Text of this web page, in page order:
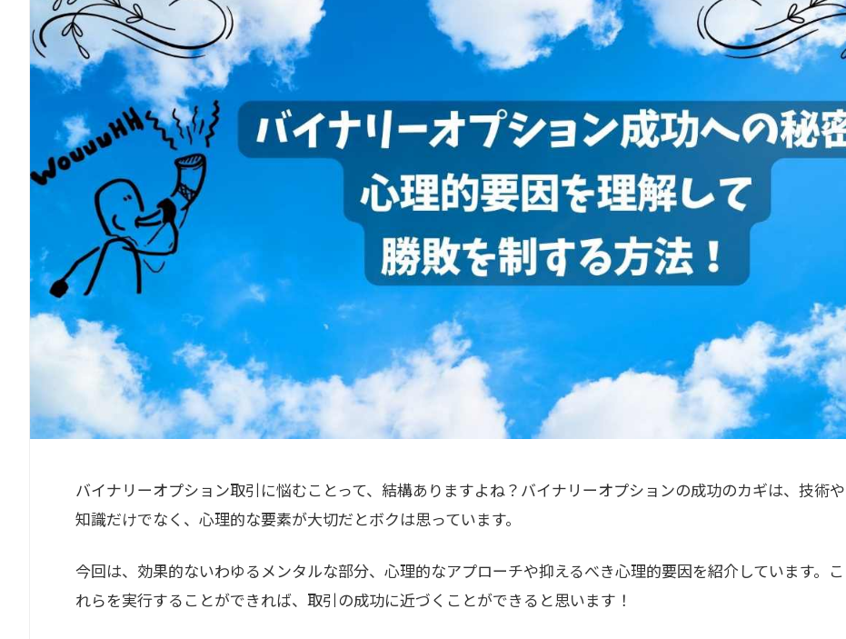
バイナリーオプション取引に悩むことって、結構ありますよね？バイナリーオプションの成功のカギは、技術や
知識だけでなく、心理的な要素が大切だとボクは思っています。
今回は、効果的ないわゆるメンタルな部分、心理的なアプローチや抑えるべき心理的要因を紹介しています。こ
れらを実行することができれば、取引の成功に近づくことができると思います！